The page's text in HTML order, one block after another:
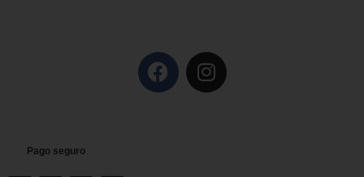
Pago seguro